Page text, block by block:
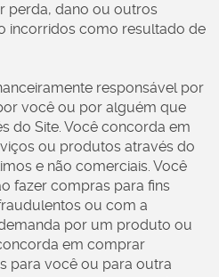
perda, dano ou outros
incorridos como resultado de
responsável por
você ou por alguém que
do Site. Você concorda em
ou produtos através do
e não comerciais. Você
fazer compras para fins
ou com a
por um produto ou
em comprar
para você ou para outra